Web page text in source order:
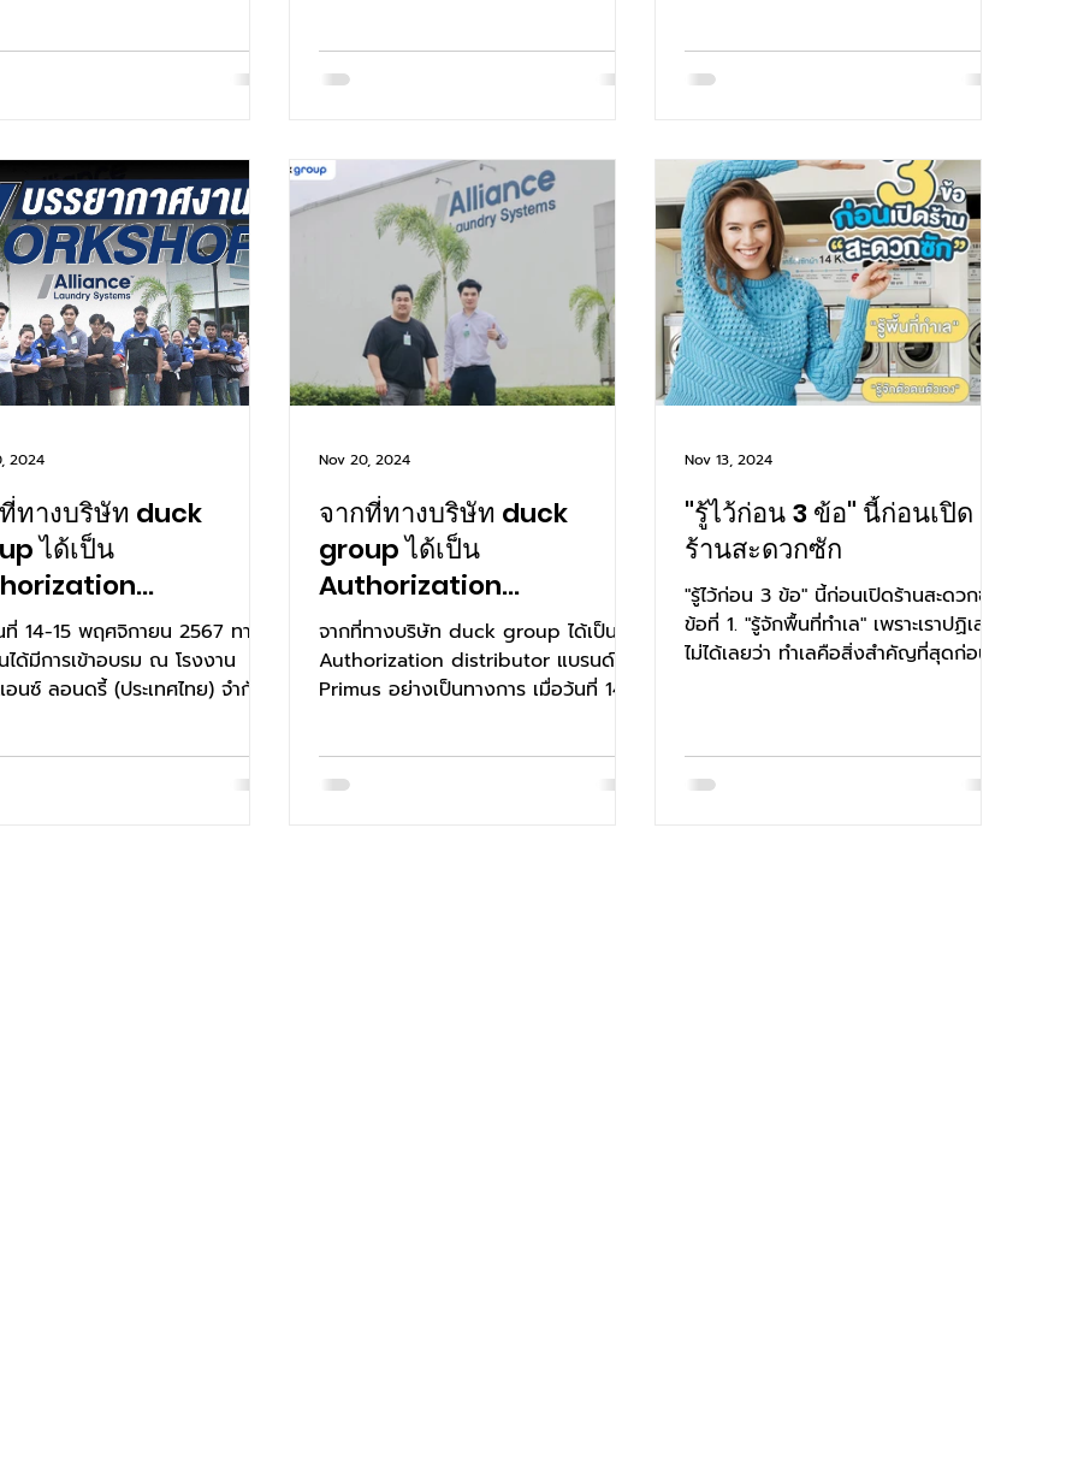
ทางบริษัท duck
ได้เป็น
แบรนด์
อย่างเป็นทางการ
ที่ 14-15 พฤศจิกายน 2567 ทาง
ได้มีการเข้าอบรม ณ โรงงาน
นซ์ ลอนดรี้ (ประเทศไทย) จำกัด
2024
จากที่ทางบริษัท duck
group ได้เป็น
Authorization
distributor แบรนด์
Primus อย่างเป็นทางการ
จากที่ทางบริษัท duck group ได้เป็น
Authorization distributor แบรนด์
Primus อย่างเป็นทางการ เมื่อว้นที่ 14-
Nov 20, 2024
"รู้ไว้ก่อน 3 ข้อ" นี้ก่อนเปิด
ร้านสะดวกซัก
"รู้ไว้ก่อน 3 ข้อ" นี้ก่อนเปิดร้านสะดวกซัก
ข้อที่ 1. "รู้จักพื้นที่ทำเล" เพราะเราปฏิเสธ
ไม่ได้เลยว่า ทำเลคือสิ่งสำคัญที่สุดก่อน
Nov 13, 2024